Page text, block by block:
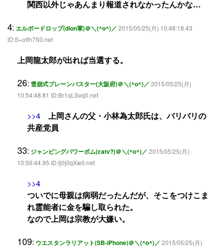
関西以外じゃあんまり報道されなかったんかな…
4: エルボードロップ(dion軍)＠＼(^o^)／ 2015/05/25(月) 10:48:18.43
ID:S+oIfn7S0.net
上岡龍太郎が出れば当選する。
26: 雪崩式ブレーンバスター(大阪府)＠＼(^o^)／ 2015/05/25(月)
10:54:48.81 ID:Br1qLSvq0.net
>>4 上岡さんの父・小林為太郎氏は、バリバリの
共産党員
33: ジャンピングパワーボム(catv?)＠＼(^o^)／ 2015/05/25(月)
10:56:44.95 ID:Ij0j0qXw0.net
>>4
ついでに母親は病弱だったんだが、そこをつけこま
れ霊能者に金を騙し取られた。
なので上岡は宗教が大嫌い。
109: ウエスタンラリアット(SB-iPhone)＠＼(^o^)／ 2015/05/25(月)